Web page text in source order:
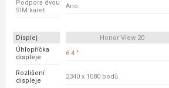
Podpora dvou
SIM karet
Ano
Displej Honor View 20
Úhlopříčka
displeje
6.4 "
Rozlišení
displeje
2340 x 1080 bodů